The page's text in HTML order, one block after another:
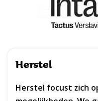
Herstel
Herstel focust zich